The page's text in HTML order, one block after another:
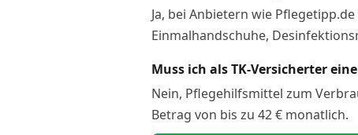
Ja, bei Anbietern wie
Einmalhandschuhe,
Muss ich als TK-Versicherter
Nein, Pflegehilfsmittel zum
Betrag von bis zu 42 € monatlich.